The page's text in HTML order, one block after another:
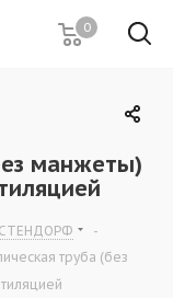
0
манжеты)
-
труба (без